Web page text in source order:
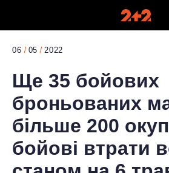
06 05 2022
Ще 35 бойових
броньованих
більше 200
бойові втрати